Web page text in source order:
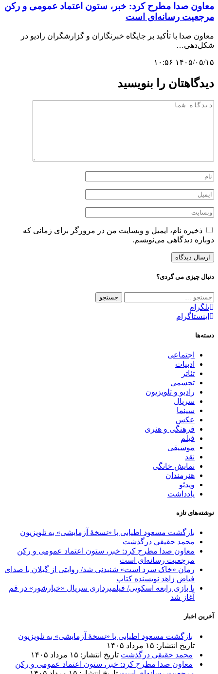
صدا مطرح کرد: خبر، ستون اعتماد عمومی و رکن
رسانه‌ای است
صدا با تأکید بر جایگاه خبرنگاران و گزارشگران رادیو در
۰۵/۱۵ ۱۰:۵۶
را بنویسید
ذخیره نام، ایمیل و وبسایت من در مرورگر برای زمانی که
دیدگاهی می‌نویسم.
چیزی می گردی؟
تلگرام
اینستاگرام
اجتماعی
ادبیات
تئاتر
تجسمی
رادیو و تلویزیون
سریال
سینما
عکس
فرهنگی و هنری
فیلم
موسیقی
نقد
نمایش خانگی
هنرمندان
ویدئو
یادداشت
تازه
بازگشت مسعود اطیابی با «نسخهٔ آزمایشی» به تلویزیون
محمد حقیقی درگذشت
معاون صدا مطرح کرد: خبر، ستون اعتماد عمومی و رکن
مرجعیت رسانه‌ای است
رمان «خاک سرد است» شنیدنی شد/ روایتی از گیلان با صدای
فیاض زاهد نویسنده کتاب
با بازی رابعه اسکویی/ فیلمبرداری سریال «خیارشور» در قم
آغاز شد
اخبار
بازگشت مسعود اطیابی با «نسخهٔ آزمایشی» به تلویزیون
تاریخ انتشار: ۱۵ مرداد ۱۴۰۵
محمد حقیقی درگذشت تاریخ انتشار: ۱۵ مرداد ۱۴۰۵
معاون صدا مطرح کرد: خبر، ستون اعتماد عمومی و رکن